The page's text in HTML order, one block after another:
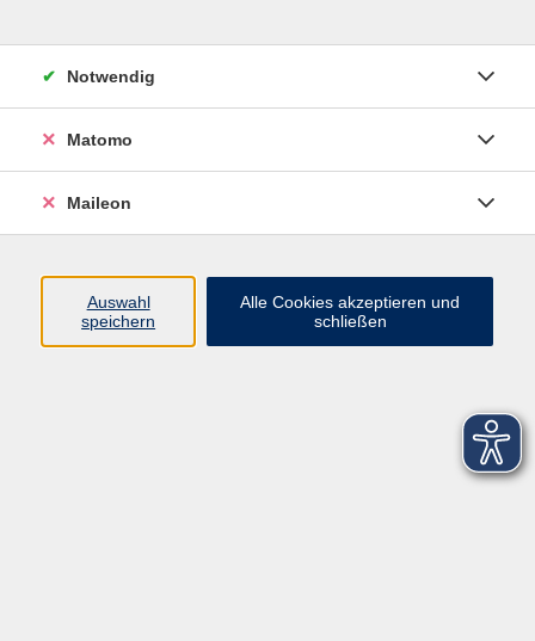
Notwendig
Matomo
Maileon
Auswahl
speichern
Alle Cookies akzeptieren und
schließen